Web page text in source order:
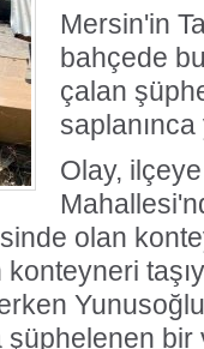
Mersin'in
bahçede
çalan
saplanınca
Olay,
olan
bir